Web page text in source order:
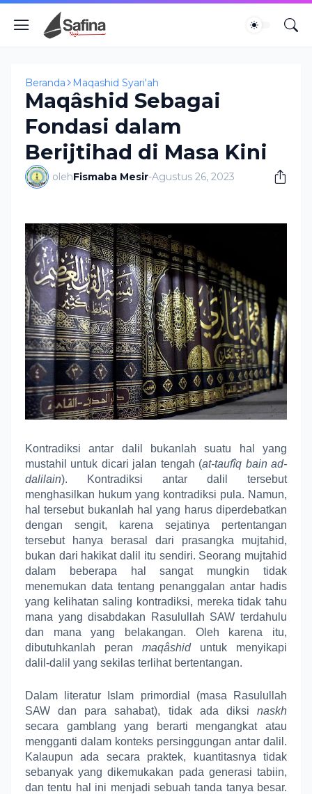
Beranda Maqashid Syari'ah
Maqâshid Sebagai
Fondasi dalam
Berijtihad di Masa Kini
olehFismaba Mesir-Agustus 26, 2023
Kontradiksi antar dalil bukanlah suatu hal yang
mustahil untuk dicari jalan tengah (at-taufîq bain ad-
dalilain). Kontradiksi antar dalil tersebut
menghasilkan hukum yang kontradiksi pula. Namun,
hal tersebut bukanlah hal yang harus diperdebatkan
dengan sengit, karena sejatinya pertentangan
tersebut hanya berasal dari prasangka mujtahid,
bukan dari hakikat dalil itu sendiri. Seorang mujtahid
dalam beberapa hal sangat mungkin tidak
menemukan data tentang penanggalan antar hadis
yang kelihatan saling kontradiksi, mereka tidak tahu
mana yang disabdakan Rasulullah SAW terdahulu
dan mana yang belakangan. Oleh karena itu,
dibutuhkanlah peran maqâshid untuk menyikapi
dalil-dalil yang sekilas terlihat bertentangan.
Dalam literatur Islam primordial (masa Rasulullah
SAW dan para sahabat), tidak ada diksi naskh
secara gamblang yang berarti mengangkat atau
mengganti dalam konteks persinggungan antar dalil.
Kalaupun ada secara praktek, kuantitasnya tidak
sebanyak yang dikemukakan pada generasi tabiin,
dan tentu hal ini menjadi sebuah tanda tanya besar.